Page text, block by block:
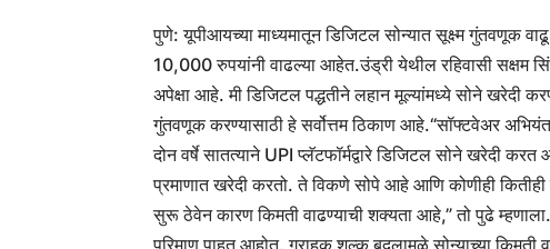
पुणे: यूपीआयच्या माध्यमातून डिजिटल सोन्यात सूक्ष्म गुंतवणूक
10,000 रुपयांनी वाढल्या आहेत.उंड्री येथील रहिवासी सक्षम
अपेक्षा आहे.मी डिजिटल पद्धतीने लहान मूल्यांमध्ये सोने खरेदी
गुंतवणूक करण्यासाठी हे सर्वोत्तम ठिकाण आहे.“सॉफ्टवेअर
दोन वर्षे सातत्याने UPI प्लॅटफॉर्मद्वारे डिजिटल सोने खरेदी
प्रमाणात खरेदी करतो. ते विकणे सोपे आहे आणि कोणीही
सुरू ठेवेन कारण किमती वाढण्याची शक्यता आहे,” तो पुढे म्हणाला.